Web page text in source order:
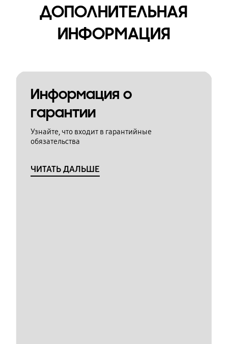
ДОПОЛНИТЕЛЬНАЯ
ИНФОРМАЦИЯ
Информация о
гарантии
Узнайте, что входит в гарантийные
обязательства
ЧИТАТЬ ДАЛЬШЕ